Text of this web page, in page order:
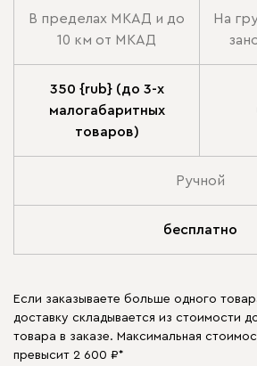
В пределах МКАД и до
10 км от МКАД
На
350 {rub} (до 3-х
малогабаритных
товаров)
Ручной
бесплатно
Если заказываете больше одного
доставку складывается из стоимости
товара в заказе. Максимальная
превысит 2 600 ₽*